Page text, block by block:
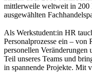
mittlerweile weltweit in 200
ausgewählten
Als Werkstudent:in HR
Personalprozesse ein –
personellen
Teil unseres Teams und
in spannende Projekte. Mit